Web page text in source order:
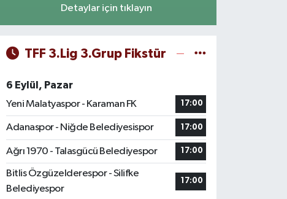
Detaylar için tıklayın
TFF 3.Lig 3.Grup Fikstür
6 Eylül, Pazar
Yeni Malatyaspor - Karaman FK
17:00
Adanaspor - Niğde Belediyesispor 17:00
Ağrı 1970 - Talasgücü Belediyespor 17:00
Bitlis Özgüzelderespor - Silifke
Belediyespor
17:00